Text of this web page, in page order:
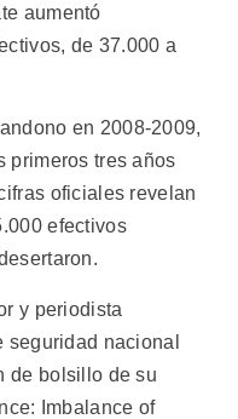
aumentó
de 37.000 a
en 2008-2009,
primeros tres años
oficiales revelan
efectivos
y periodista
nacional
de bolsillo de su
Imbalance of